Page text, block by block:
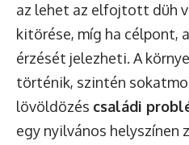
az lehet az elfojtott düh
kitörése, míg ha célpont,
érzését jelezheti. A
történik, szintén
lövöldözés családi
egy nyilvános helyszínen